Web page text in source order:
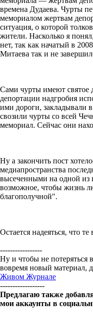
времена Дудаева. Чурты
мемориалом жертвам
ситуация, о которой
жители. Насколько я
нет, так как начатый в
Митаева так и не
Сами чурты имеют святое
депортации надгробия
ими дороги, закладывали
свозили чурты со всей
мемориал. Сейчас они
Ну а закончить пост
медиапространства
высеченными на одной из
возможное, чтобы жизнь
благополучной".
Остается надеяться, что
-----------------
Ну и чтобы не потеряться
вовремя новый материал,
Живом Журнале
------------------
Предлагаю также
мои аккаунты в